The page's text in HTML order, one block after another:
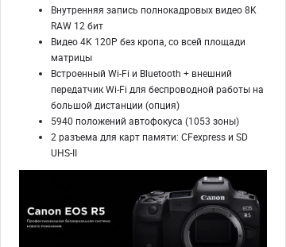
Внутренняя запись полнокадровых видео 8K
RAW 12 бит
Видео 4K 120P без кропа, со всей площади
матрицы
Встроенный Wi-Fi и Bluetooth + внешний
передатчик Wi-Fi для беспроводной работы на
большой дистанции (опция)
5940 положений автофокуса (1053 зоны)
2 разъема для карт памяти: CFexpress и SD
UHS-II